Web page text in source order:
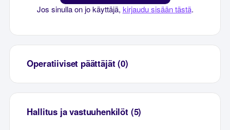
Jos sinulla on jo käyttäjä, kirjaudu sisään tästä.
Operatiiviset päättäjät (0)
Hallitus ja vastuuhenkilöt (5)